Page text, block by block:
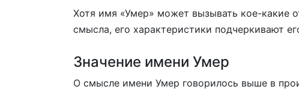
Хотя имя «Умер» может вызывать кое-какие
смысла, его характеристики подчеркивают
Значение имени Умер
О смысле имени Умер говорилось выше в